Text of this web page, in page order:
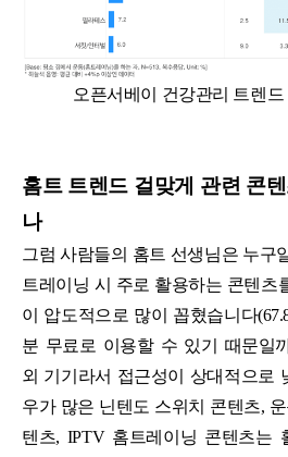
오픈서베이 건강관리 트렌드
홈트 트렌드 걸맞게 관련 콘
나
그럼 사람들의 홈트 선생님은 누구
트레이닝 시 주로 활용하는 콘텐츠
이 압도적으로 많이 꼽혔습니다
분 무료로 이용할 수 있기 때문일
외 기기라서 접근성이 상대적으로
우가 많은 닌텐도 스위치 콘텐츠,
텐츠, IPTV 홈트레이닝 콘텐츠는